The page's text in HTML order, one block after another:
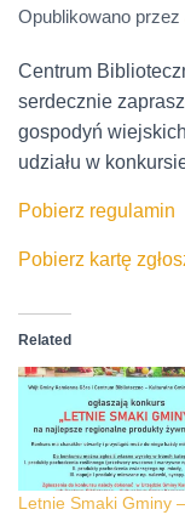
Opublikowano przez
Centrum
serdecznie
gospodyń
udziału w
Pobierz regulamin
Pobierz kartę
Related
Letnie Smaki Gminy –